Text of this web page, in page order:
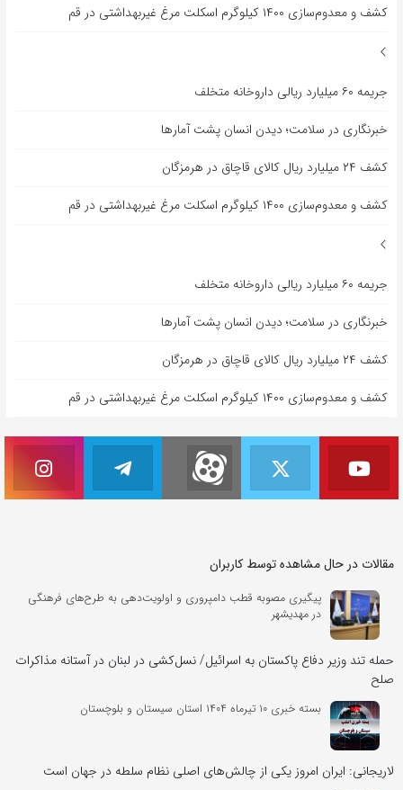
کشف و معدوم‌سازی ۱۴۰۰ کیلوگرم اسکلت مرغ غیربهداشتی در قم
جریمه ۶۰ میلیارد ریالی داروخانه متخلف
خبرنگاری در سلامت؛ دیدن انسان پشت آمارها
کشف ۲۴ میلیارد ریال کالای قاچاق در هرمزگان
کشف و معدوم‌سازی ۱۴۰۰ کیلوگرم اسکلت مرغ غیربهداشتی در قم
جریمه ۶۰ میلیارد ریالی داروخانه متخلف
خبرنگاری در سلامت؛ دیدن انسان پشت آمارها
کشف ۲۴ میلیارد ریال کالای قاچاق در هرمزگان
کشف و معدوم‌سازی ۱۴۰۰ کیلوگرم اسکلت مرغ غیربهداشتی در قم
مقالات در حال مشاهده توسط کاربران
پیگیری مصوبه قطب دامپروری و اولویت‌دهی به طرح‌های فرهنگی
در مهدیشهر
حمله تند وزیر دفاع پاکستان به اسرائیل/ نسل‌کشی در لبنان در آستانه مذاکرات
صلح
بسته خبری ۱۰ تیرماه ۱۴۰۴ استان سیستان و بلوچستان
لاریجانی: ایران امروز یکی از چالش‌های اصلی نظام سلطه در جهان است